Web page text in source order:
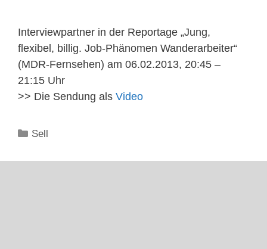
Interviewpartner in der Reportage „Jung,
flexibel, billig. Job-Phänomen Wanderarbeiter“
(MDR-Fernsehen) am 06.02.2013, 20:45 –
21:15 Uhr
>> Die Sendung als Video
Kategorien
Sell